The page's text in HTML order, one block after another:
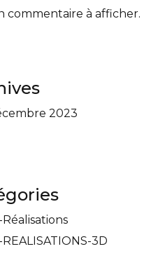
commentaire à afficher.
2023
Réalisations
REALISATIONS-3D